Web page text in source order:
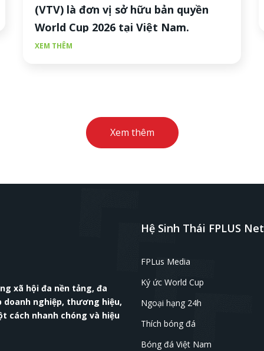
(VTV) là đơn vị sở hữu bản quyền
World Cup 2026 tại Việt Nam.
XEM THÊM
Xem thêm
xã hội đa nền tảng, đa
doanh nghiệp, thương hiệu,
cách nhanh chóng và hiệu
Hệ Sinh Thái FPLUS
FPLus Media
Ký ức World Cup
Ngoại hạng 24h
Thích bóng đá
Bóng đá Việt Nam